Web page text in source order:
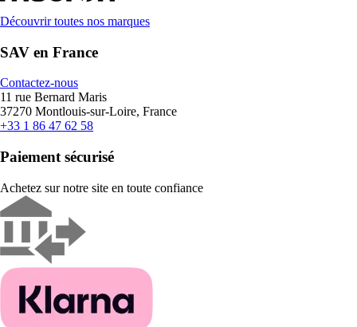
Découvrir toutes nos marques
SAV en France
Contactez-nous
11 rue Bernard Maris
37270 Montlouis-sur-Loire, France
+33 1 86 47 62 58
Paiement sécurisé
Achetez sur notre site en toute confiance